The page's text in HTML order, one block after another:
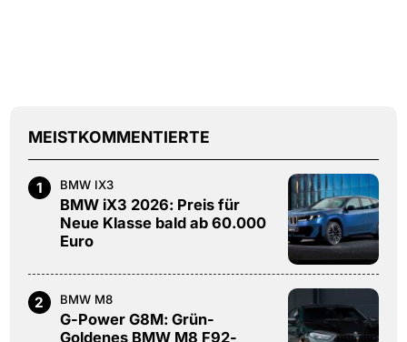
MEISTKOMMENTIERTE
1 BMW IX3
BMW iX3 2026: Preis für
Neue Klasse bald ab 60.000
Euro
2 BMW M8
G-Power G8M: Grün-
Goldenes BMW M8 F92-